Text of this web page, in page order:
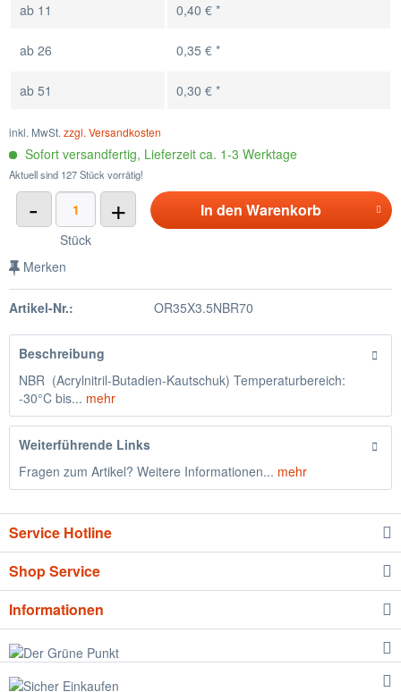
ab 11 0,40 € *
ab 26 0,35 € *
ab 51 0,30 € *
inkl. MwSt. zzgl. Versandkosten
Sofort versandfertig, Lieferzeit ca. 1-3 Werktage
Aktuell sind 127 Stück vorrätig!
- +
Stück
In den Warenkorb
Merken
Artikel-Nr.: OR35X3.5NBR70
Beschreibung
NBR (Acrylnitril-Butadien-Kautschuk) Temperaturbereich:
-30°C bis... mehr
Weiterführende Links
Fragen zum Artikel? Weitere Informationen... mehr
Service Hotline
Shop Service
Informationen